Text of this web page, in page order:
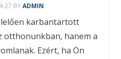
27 BYADMIN
karbantartott
otthonunkban, hanem a
Ezért, ha Ön